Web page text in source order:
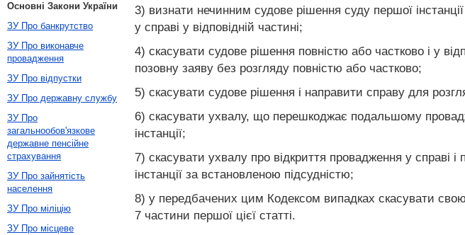
3) визнати нечинним судове рішення суду першої
у справі у відповідній частині;
4) скасувати судове рішення повністю або частково і у
позовну заяву без розгляду повністю або частково;
5) скасувати судове рішення і направити справу для
6) скасувати ухвалу, що перешкоджає подальшому
інстанції;
7) скасувати ухвалу про відкриття провадження у справі
інстанції за встановленою підсудністю;
8) у передбачених цим Кодексом випадках скасувати
7 частини першої цієї статті.
Основні Закони України
ЗУ Про банкрутство
ЗУ Про виконавче
провадження
ЗУ Про відпустки
ЗУ Про державну службу
ЗУ Про
загальнообов'язкове
державне пенсійне
страхування
ЗУ Про зайнятість
населення
ЗУ Про міліцію
ЗУ Про місцеве